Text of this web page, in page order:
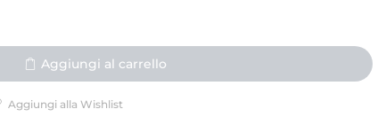
Aggiungi al carrello
Aggiungi alla Wishlist